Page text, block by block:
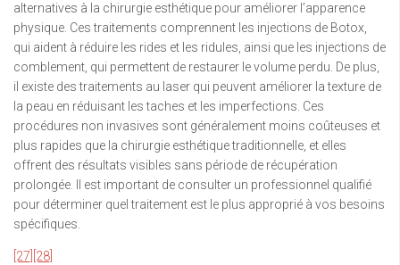
alternatives à la chirurgie esthétique pour améliorer l’apparence
physique. Ces traitements comprennent les injections de Botox,
qui aident à réduire les rides et les ridules, ainsi que les injections de
comblement, qui permettent de restaurer le volume perdu. De plus,
il existe des traitements au laser qui peuvent améliorer la texture de
la peau en réduisant les taches et les imperfections. Ces
procédures non invasives sont généralement moins coûteuses et
plus rapides que la chirurgie esthétique traditionnelle, et elles
offrent des résultats visibles sans période de récupération
prolongée. Il est important de consulter un professionnel qualifié
pour déterminer quel traitement est le plus approprié à vos besoins
spécifiques.
[27] [28]